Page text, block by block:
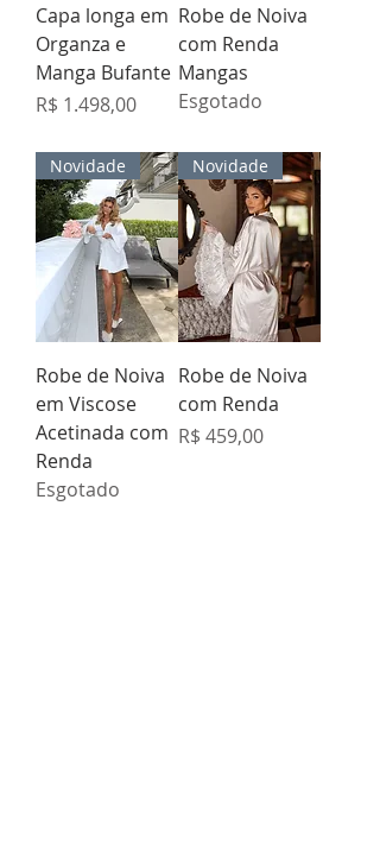
Capa longa em
Organza e
Manga Bufante
Preço
R$ 1.498,00
Robe de Noiva
com Renda
Mangas
Esgotado
Novidade
Robe de Noiva
em Viscose
Acetinada com
Renda
Esgotado
Novidade
Robe de Noiva
com Renda
Preço
R$ 459,00